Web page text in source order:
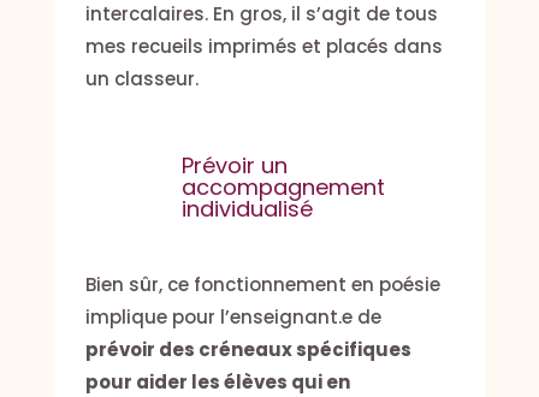
intercalaires. En gros, il s’agit de tous
mes recueils imprimés et placés dans
un classeur.
Prévoir un
accompagnement
individualisé
Bien sûr, ce fonctionnement en poésie
implique pour l’enseignant.e de
prévoir des créneaux spécifiques
pour aider les élèves qui en